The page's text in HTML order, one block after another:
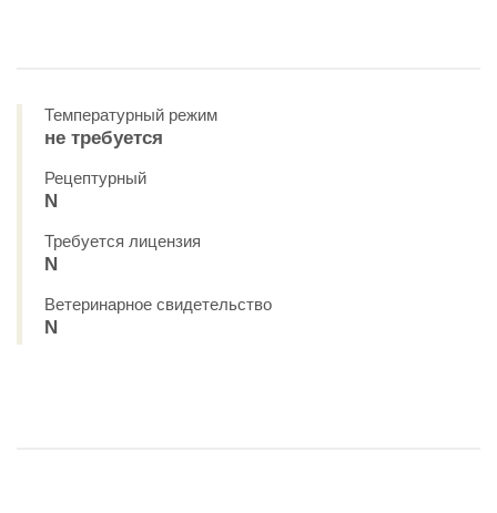
Температурный режим
не требуется
Рецептурный
N
Требуется лицензия
N
Ветеринарное свидетельство
N